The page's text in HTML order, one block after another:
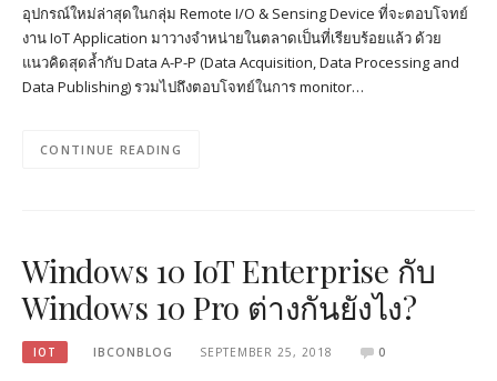
อุปกรณ์ใหม่ล่าสุดในกลุ่ม Remote I/O & Sensing Device ที่จะตอบโจทย์
งาน IoT Application มาวางจำหน่ายในตลาดเป็นที่เรียบร้อยแล้ว ด้วย
แนวคิดสุดล้ำกับ Data A-P-P (Data Acquisition, Data Processing and
Data Publishing) รวมไปถึงตอบโจทย์ในการ monitor…
CONTINUE READING
Windows 10 IoT Enterprise กับ
Windows 10 Pro ต่างกันยังไง?
IOT IBCONBLOG SEPTEMBER 25, 2018 0